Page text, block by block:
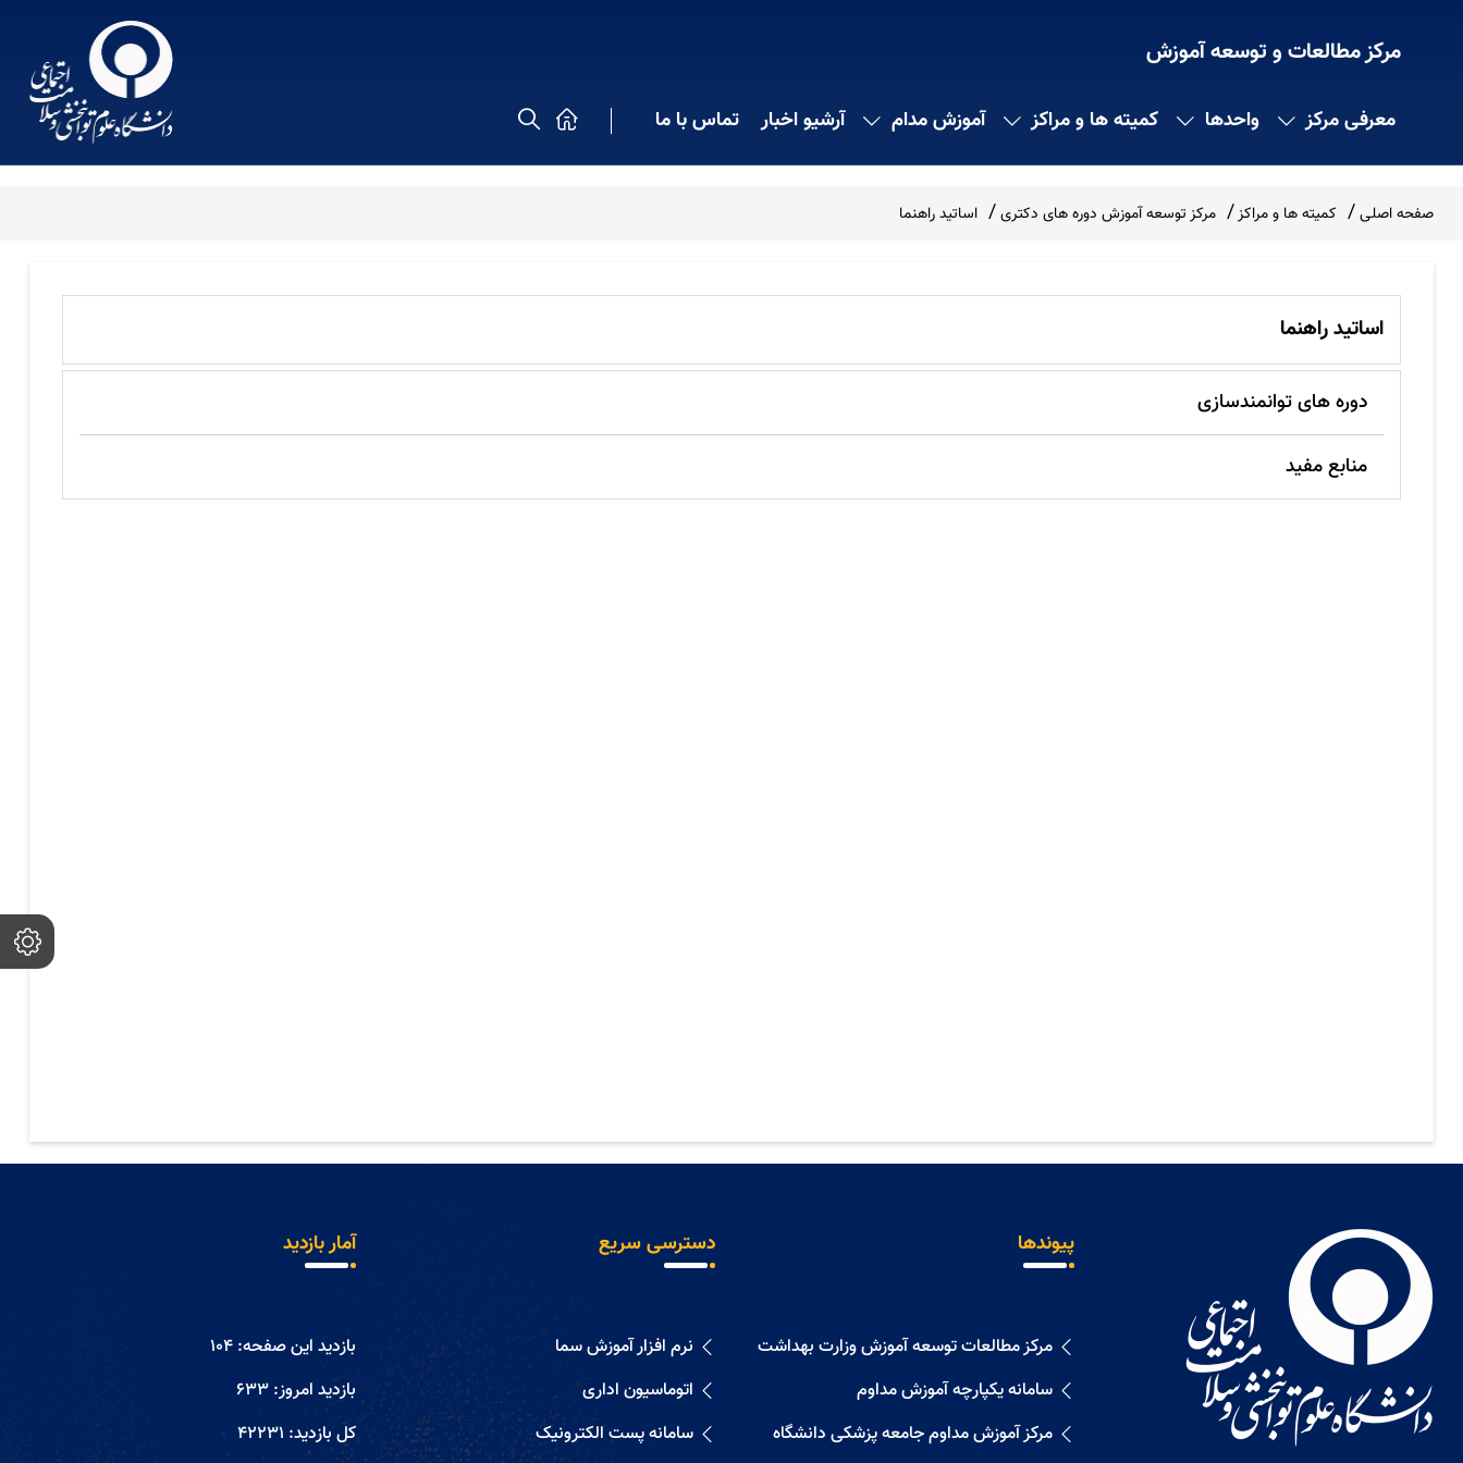
مرکز مطالعات و توسعه آموزش
معرفی مرکز واحدها کمیته ها و مراکز آموزش مدام آرشیو اخبار تماس با ما
صفحه اصلی کمیته ها و مراکز مرکز توسعه آموزش دوره های دکتری اساتید راهنما
اساتید راهنما
دوره های توانمندسازی
منابع مفید
پیوندها
مرکز مطالعات توسعه آموزش وزارت بهداشت
سامانه یکپارچه آموزش مداوم
مرکز آموزش مداوم جامعه پزشکی دانشگاه
دسترسی سریع
نرم افزار آموزش سما
اتوماسیون اداری
سامانه پست الکترونیک
آمار بازدید
بازدید این صفحه: 104
بازدید امروز: 633
کل بازدید: 42231